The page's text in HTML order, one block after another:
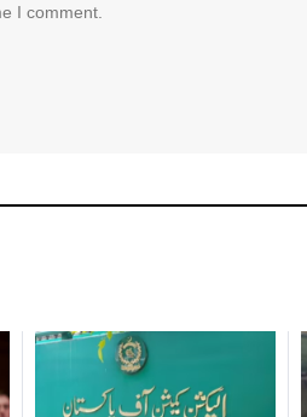
I comment.